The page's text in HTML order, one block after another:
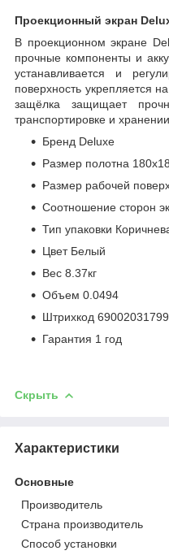
Проекционный экран
В проекционном экране
прочные компоненты и
устанавливается и
поверхность укрепляется
защёлка защищает
транспортировке и хранении.
Бренд Deluxe
Размер полотна
Размер рабочей
Соотношение сторон
Тип упаковки
Цвет Белый
Вес 8.37кг
Объем 0.0494
Штрихкод
Гарантия 1 год
Скрыть
Характеристики
Основные
Производитель
Страна производитель
Способ установки